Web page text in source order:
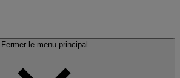
Fermer le menu principal